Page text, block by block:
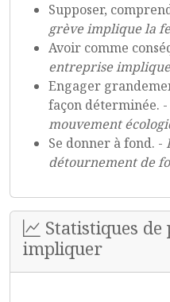
Supposer,
grève implique la
Avoir comme
entreprise
Engager
façon déterminée. -
mouvement
Se donner à fond. -
détournement de
Statistiques
impliquer